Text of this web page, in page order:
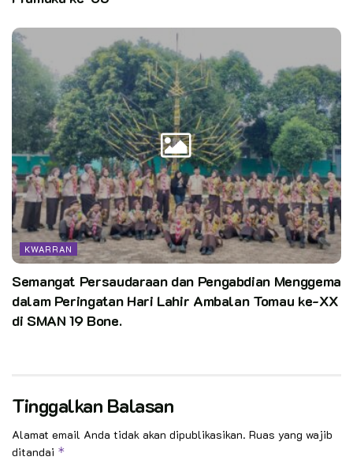
KWARRAN
Semangat Persaudaraan dan Pengabdian Menggema
dalam Peringatan Hari Lahir Ambalan Tomau ke-XX
di SMAN 19 Bone.
Tinggalkan Balasan
Alamat email Anda tidak akan dipublikasikan. Ruas yang wajib
ditandai *